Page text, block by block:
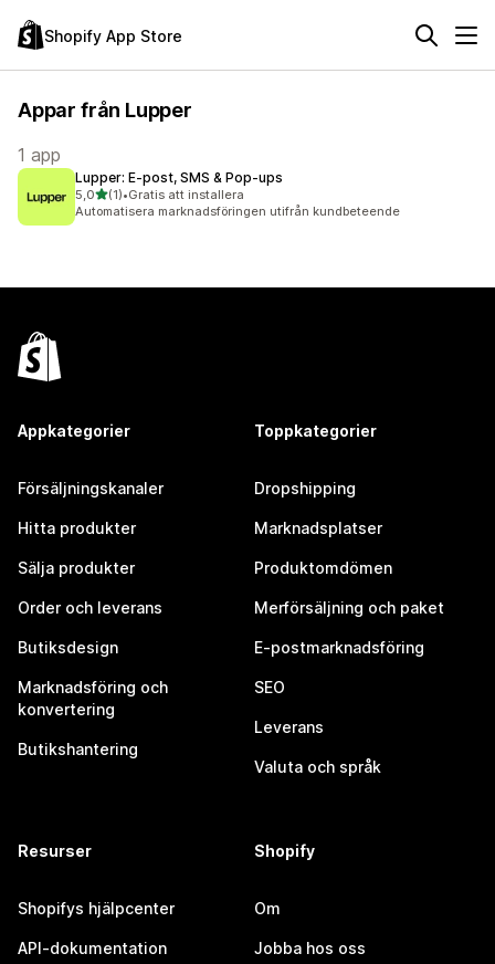
Shopify App Store
Appar från Lupper
1 app
Lupper: E‑post, SMS & Pop‑ups
5,0av 5 stjärnor
(1)
1 recensioner totalt
•Gratis att installera
Automatisera marknadsföringen utifrån kundbeteende
Appkategorier
Försäljningskanaler
Hitta produkter
Sälja produkter
Order och leverans
Butiksdesign
Marknadsföring och
konvertering
Butikshantering
Toppkategorier
Dropshipping
Marknadsplatser
Produktomdömen
Merförsäljning och paket
E-postmarknadsföring
SEO
Leverans
Valuta och språk
Resurser
Shopifys hjälpcenter
API-dokumentation
Shopify
Om
Jobba hos oss